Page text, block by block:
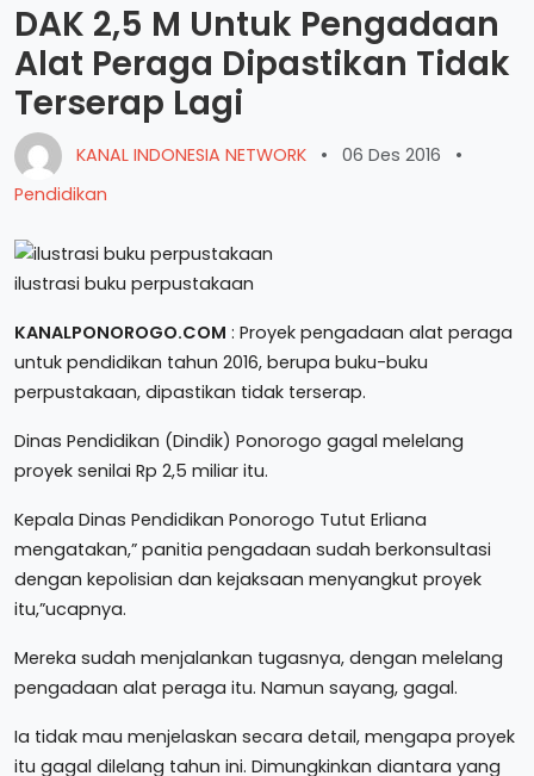
DAK 2,5 M Untuk Pengadaan
Alat Peraga Dipastikan Tidak
Terserap Lagi
KANAL INDONESIA NETWORK • 06 Des 2016
•
Pendidikan
ilustrasi buku perpustakaan
KANALPONOROGO.COM : Proyek pengadaan alat peraga
untuk pendidikan tahun 2016, berupa buku-buku
perpustakaan, dipastikan tidak terserap.
Dinas Pendidikan (Dindik) Ponorogo gagal melelang
proyek senilai Rp 2,5 miliar itu.
Kepala Dinas Pendidikan Ponorogo Tutut Erliana
mengatakan,” panitia pengadaan sudah berkonsultasi
dengan kepolisian dan kejaksaan menyangkut proyek
itu,”ucapnya.
Mereka sudah menjalankan tugasnya, dengan melelang
pengadaan alat peraga itu. Namun sayang, gagal.
Ia tidak mau menjelaskan secara detail, mengapa proyek
itu gagal dilelang tahun ini. Dimungkinkan diantara yang